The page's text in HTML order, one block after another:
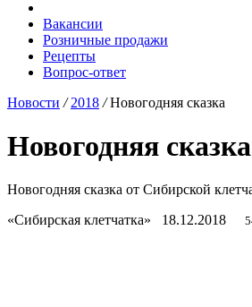
Вакансии
Розничные продажи
Рецепты
Вопрос-ответ
Новости / 2018 / Новогодняя сказка
Новогодняя сказка
Новогодняя сказка от Сибирской
«Сибирская клетчатка» 18.12.2018